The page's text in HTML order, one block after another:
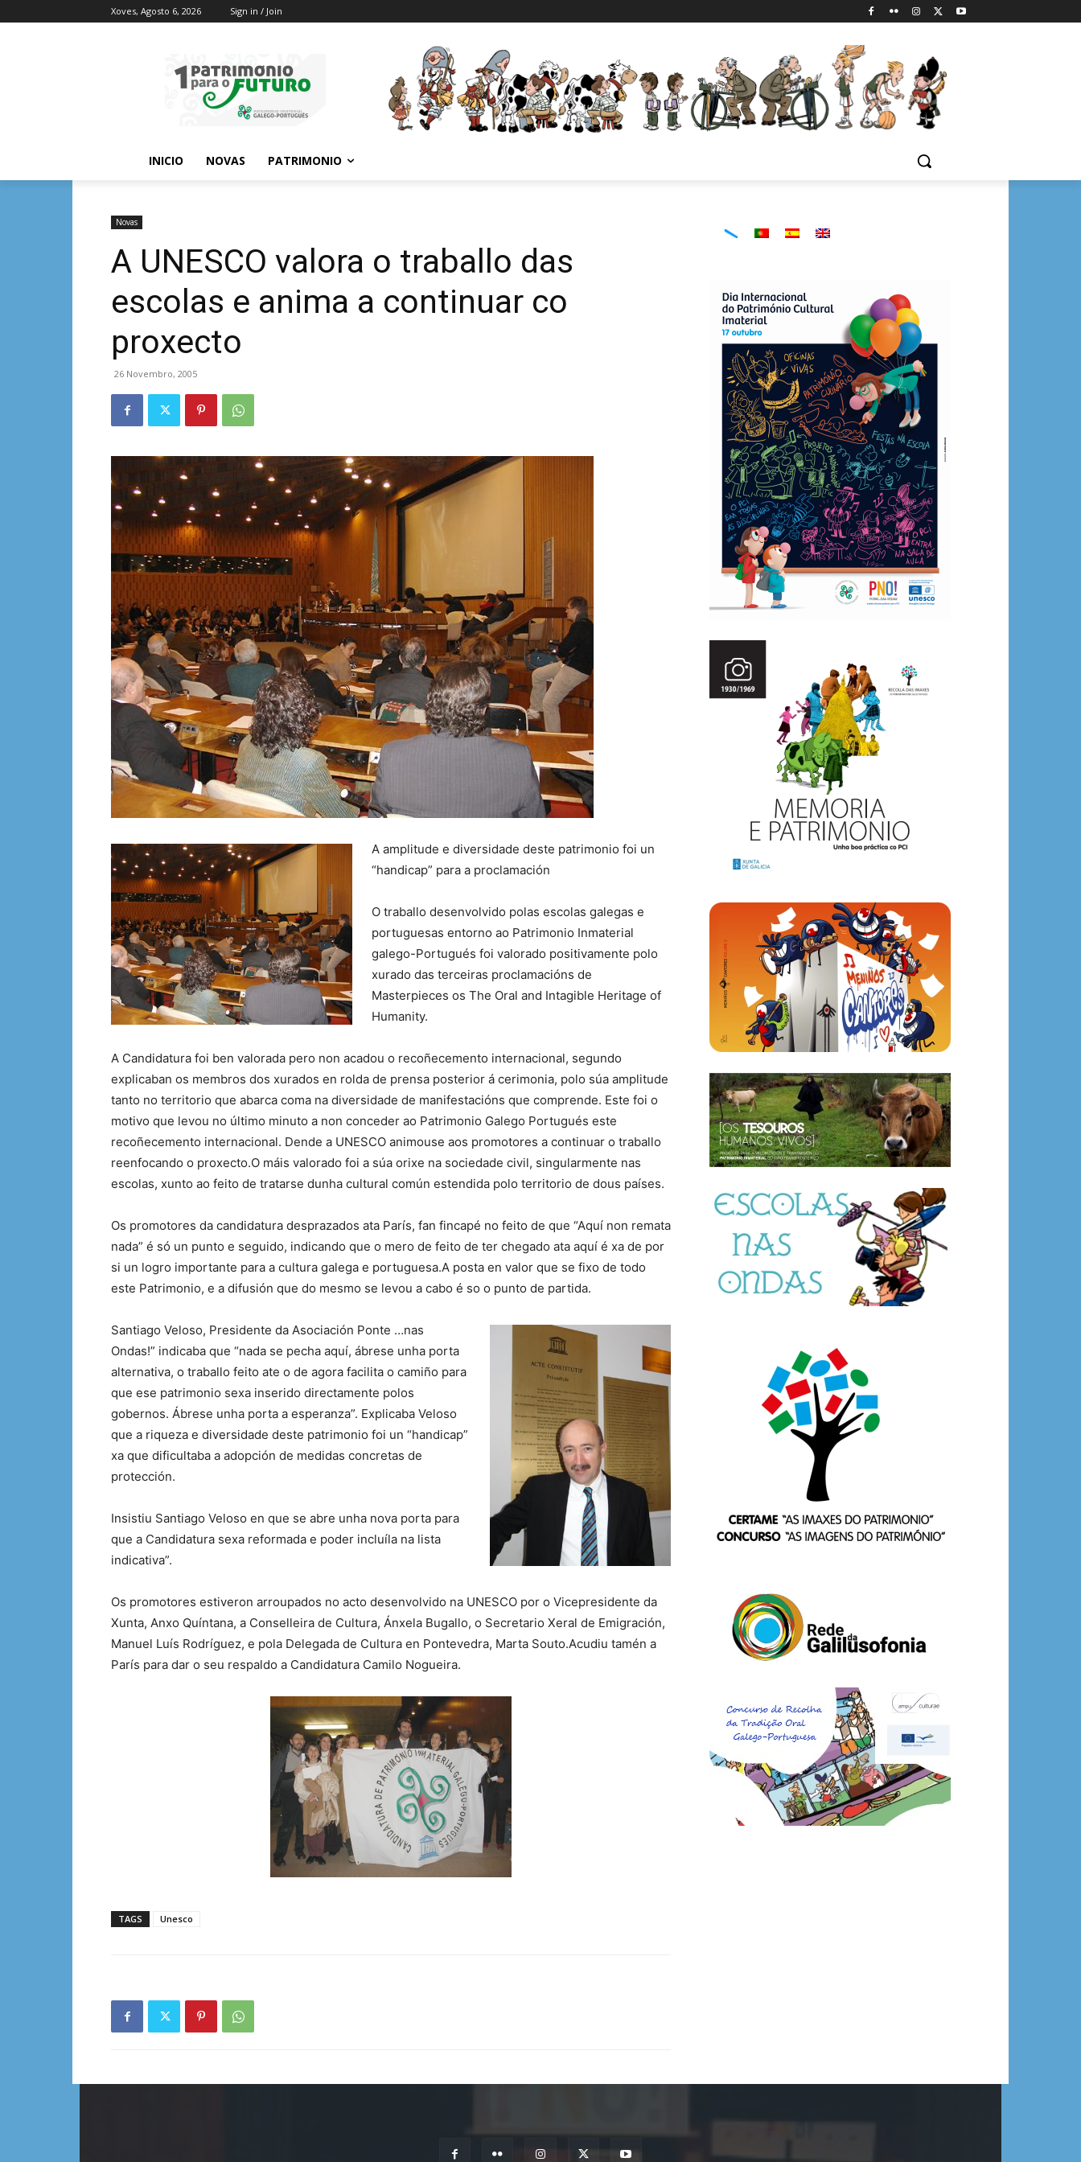
Xoves, Agosto 6, 2026 Sign in / Join
INICIO NOVAS PATRIMONIO
Novas
A UNESCO valora o traballo das
escolas e anima a continuar co
proxecto
26 Novembro, 2005
A amplitude e diversidade deste patrimonio foi un
“handicap” para a proclamación
O traballo desenvolvido polas escolas galegas e
portuguesas entorno ao Patrimonio Inmaterial
galego-Portugués foi valorado positivamente polo
xurado das terceiras proclamacións de
Masterpieces os The Oral and Intagible Heritage of
Humanity.
A Candidatura foi ben valorada pero non acadou o recoñecemento internacional, segundo
explicaban os membros dos xurados en rolda de prensa posterior á cerimonia, polo súa amplitude
tanto no territorio que abarca coma na diversidade de manifestacións que comprende. Este foi o
motivo que levou no último minuto a non conceder ao Patrimonio Galego Portugués este
recoñecemento internacional. Dende a UNESCO animouse aos promotores a continuar o traballo
reenfocando o proxecto.O máis valorado foi a súa orixe na sociedade civil, singularmente nas
escolas, xunto ao feito de tratarse dunha cultural común estendida polo territorio de dous países.
Os promotores da candidatura desprazados ata París, fan fincapé no feito de que “Aquí non remata
nada” é só un punto e seguido, indicando que o mero de feito de ter chegado ata aquí é xa de por
si un logro importante para a cultura galega e portuguesa.A posta en valor que se fixo de todo
este Patrimonio, e a difusión que do mesmo se levou a cabo é so o punto de partida.
Santiago Veloso, Presidente da Asociación Ponte …nas
Ondas!” indicaba que “nada se pecha aquí, ábrese unha porta
alternativa, o traballo feito ate o de agora facilita o camiño para
que ese patrimonio sexa inserido directamente polos
gobernos. Ábrese unha porta a esperanza”. Explicaba Veloso
que a riqueza e diversidade deste patrimonio foi un “handicap”
xa que dificultaba a adopción de medidas concretas de
protección.
Insistiu Santiago Veloso en que se abre unha nova porta para
que a Candidatura sexa reformada e poder incluíla na lista
indicativa”.
Os promotores estiveron arroupados no acto desenvolvido na UNESCO por o Vicepresidente da
Xunta, Anxo Quíntana, a Conselleira de Cultura, Ánxela Bugallo, o Secretario Xeral de Emigración,
Manuel Luís Rodríguez, e pola Delegada de Cultura en Pontevedra, Marta Souto.Acudiu tamén a
París para dar o seu respaldo a Candidatura Camilo Nogueira.
TAGS Unesco